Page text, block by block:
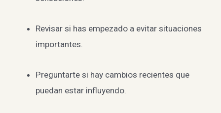
Revisar si has empezado a evitar situaciones
importantes.
Preguntarte si hay cambios recientes que
puedan estar influyendo.